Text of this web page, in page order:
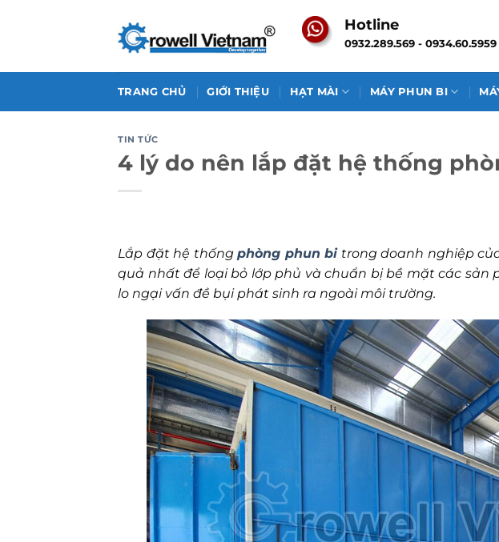
Hotline
0932.289.569 - 0934.60.5959
TRANG CHỦ GIỚI THIỆU HẠT MÀI MÁY PHUN BI
TIN TỨC
4 lý do nên lắp đặt hệ thống
Lắp đặt hệ thống phòng phun bitrong doanh nghiệp
quả nhất để loại bỏ lớp phủ và chuẩn bị bề mặt các
lo ngại vấn đề bụi phát sinh ra ngoài môi trường.